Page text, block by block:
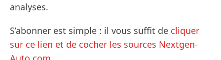
analyses.
S’abonner est simple : il vous suffit de cliquer
sur ce lien et de cocher les sources Nextgen-